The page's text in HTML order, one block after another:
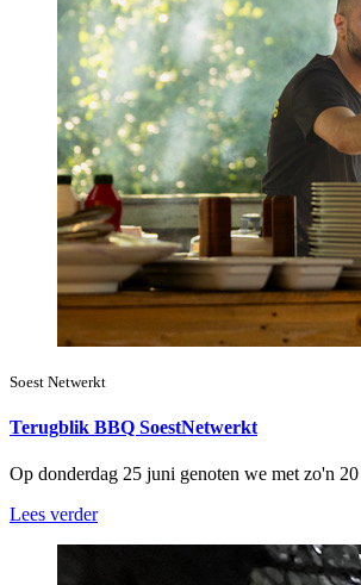
Soest Netwerkt
Terugblik BBQ SoestNetwerkt
Op donderdag 25 juni genoten we met zo'n
Lees verder